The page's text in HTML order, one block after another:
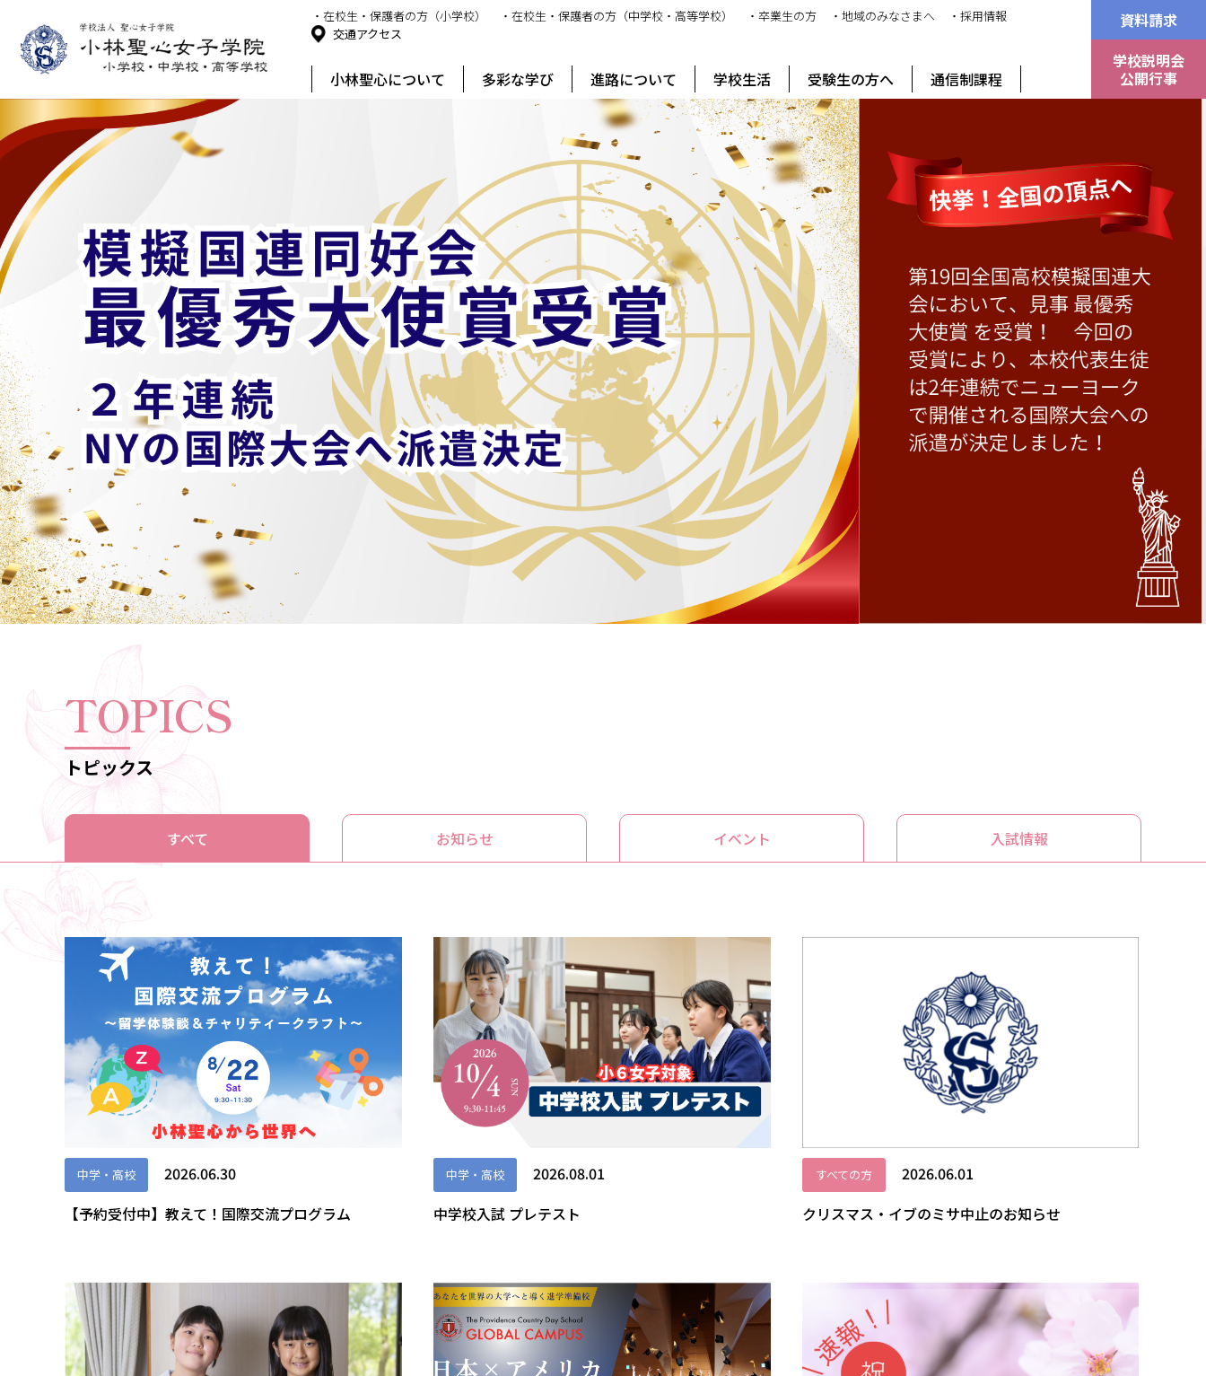
・在校生・保護者の方（小学校） ・在校生・保護者の方（中学校・高等学校） ・卒業生の方 ・地域のみなさまへ
・採用情報
交通アクセス
小林聖心について 多彩な学び 進路について 学校生活 受験生の方へ 通信制課程
資料請求
学校説明会
公開行事
TOPICS
トピックス
すべて お知らせ イベント 入試情報
中学・高校
2026.06.30
【予約受付中】教えて！国際交流プログラム
中学・高校
2026.08.01
中学校入試 プレテスト
すべての方
2026.06.01
クリスマス・イブのミサ中止のお知らせ